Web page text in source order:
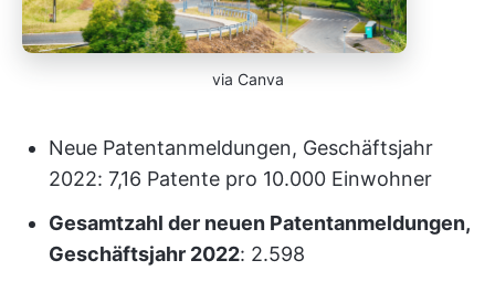
via Canva
Neue Patentanmeldungen, Geschäftsjahr
2022: 7,16 Patente pro 10.000 Einwohner
Gesamtzahl der neuen Patentanmeldungen,
Geschäftsjahr 2022: 2.598